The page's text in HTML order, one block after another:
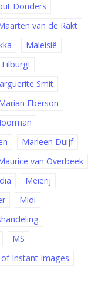
Donders
van de Rakt
Maleisië
Smit
Eberson
Marleen Duijf
van Overbeek
Meierij
Midi
MS
Instant Images